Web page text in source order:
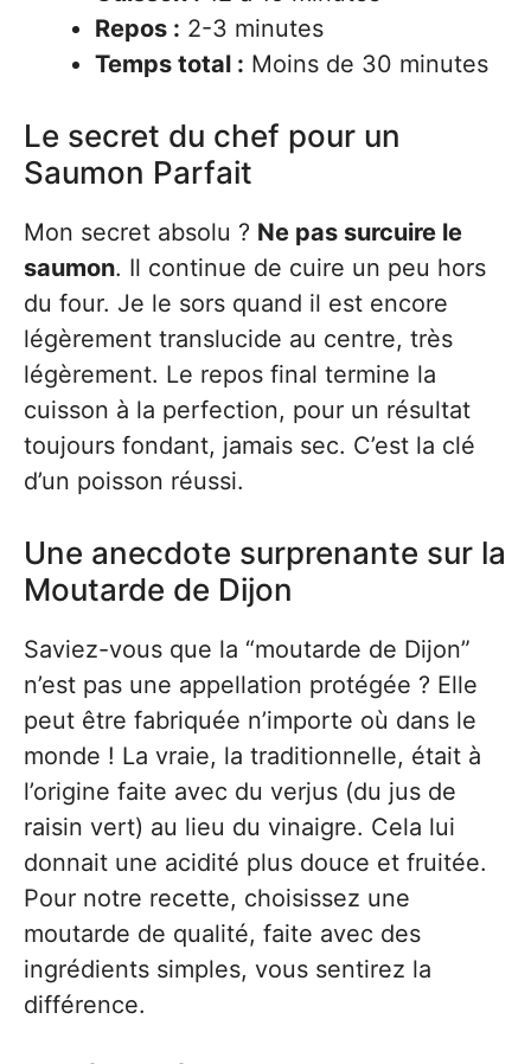
Repos : 2-3 minutes
Temps total : Moins de 30 minutes
Le secret du chef pour un
Saumon Parfait
Mon secret absolu ? Ne pas surcuire le
saumon. Il continue de cuire un peu hors
du four. Je le sors quand il est encore
légèrement translucide au centre, très
légèrement. Le repos final termine la
cuisson à la perfection, pour un résultat
toujours fondant, jamais sec. C’est la clé
d’un poisson réussi.
Une anecdote surprenante sur la
Moutarde de Dijon
Saviez-vous que la “moutarde de Dijon”
n’est pas une appellation protégée ? Elle
peut être fabriquée n’importe où dans le
monde ! La vraie, la traditionnelle, était à
l’origine faite avec du verjus (du jus de
raisin vert) au lieu du vinaigre. Cela lui
donnait une acidité plus douce et fruitée.
Pour notre recette, choisissez une
moutarde de qualité, faite avec des
ingrédients simples, vous sentirez la
différence.